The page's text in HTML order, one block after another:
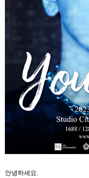
안녕하세요.